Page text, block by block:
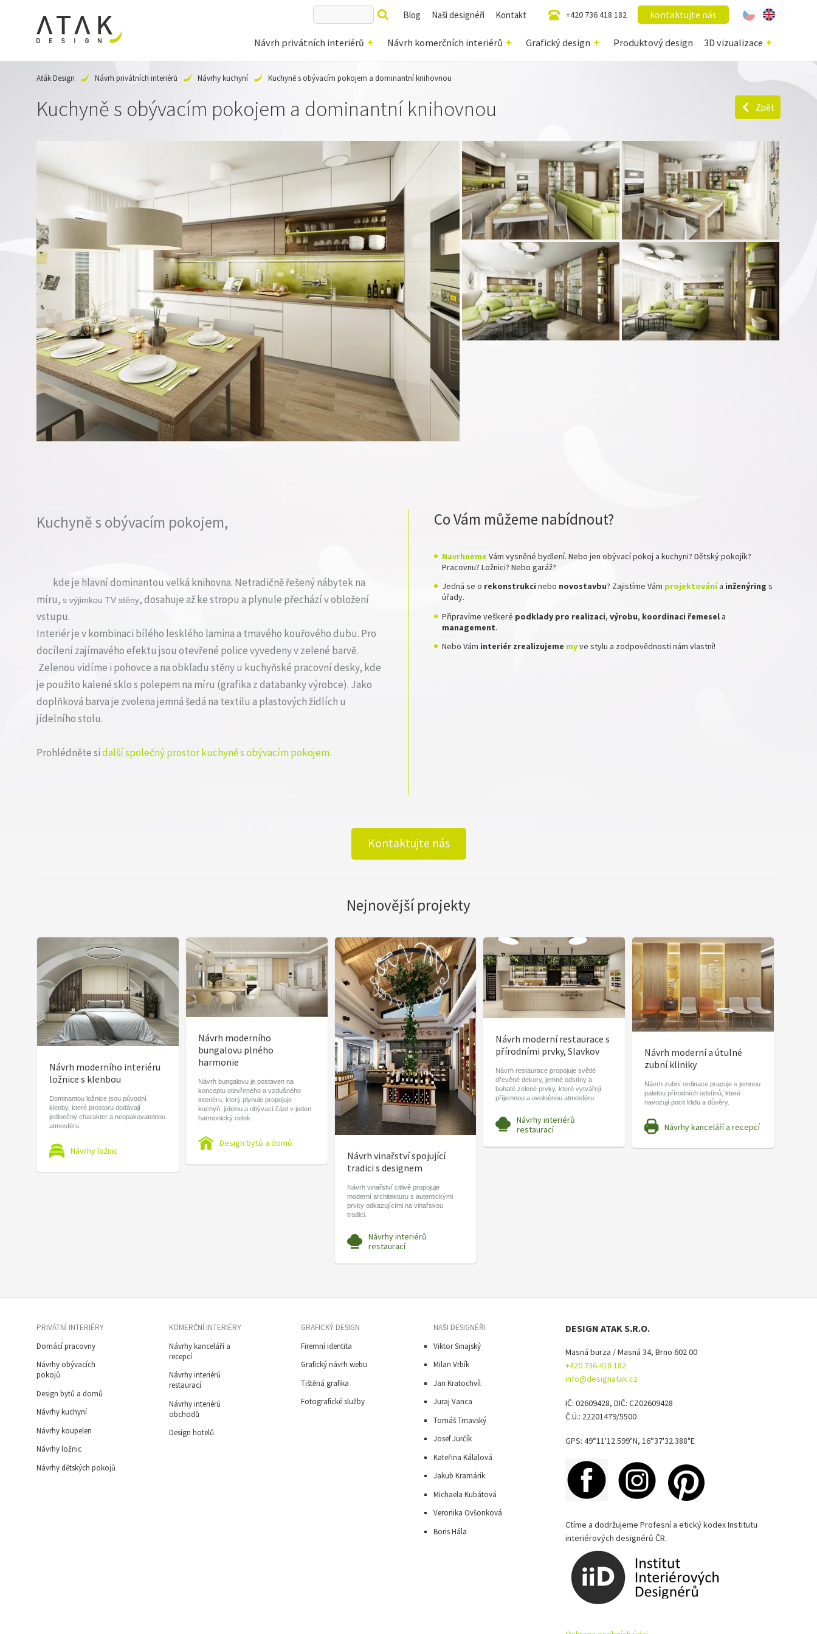
Návrh privátních interiérů Návrh komerčních interiérů Grafický design Produktový design 3D vizualizace
Blog Naši designéři Kontakt +420 736 418 182 kontaktujte nás
Aťák Design Návrh privátních interiérů Návrhy kuchyní Kuchyně s obývacím pokojem a dominantní knihovnou
Kuchyně s obývacím pokojem a dominantní knihovnou Zpět
Kuchyně s obývacím pokojem,
kde je hlavní dominantou velká knihovna. Netradičně řešený nábytek na
míru, s výjimkou TV stěny, dosahuje až ke stropu a plynule přechází v obložení
vstupu.
Interiér je v kombinaci bílého lesklého lamina a tmavého kouřového dubu. Pro
docílení zajímavého efektu jsou otevřené police vyvedeny v zelené barvě.
Zelenou vidíme i pohovce a na obkladu stěny u kuchyňské pracovní desky, kde
je použito kalené sklo s polepem na míru (grafika z databanky výrobce). Jako
doplňková barva je zvolena jemná šedá na textilu a plastových židlích u
jídelního stolu.
Prohlédněte sidalší společný prostor kuchyně s obývacím pokojem.
Co Vám můžeme nabídnout?
Navrhneme Vám vysněné bydlení. Nebo jen obývací pokoj a kuchyni? Dětský pokojík?
Pracovnu? Ložnici? Nebo garáž?
Jedná se o rekonstrukci nebo novostavbu? Zajistíme Vám projektovánía inženýring s
úřady.
Připravíme veškeré podklady pro realizaci, výrobu, koordinaci řemesel a
management.
Nebo Vám interiér zrealizujeme myve stylu a zodpovědnosti nám vlastní!
Kontaktujte nás
Nejnovější projekty
Návrh moderního interiéru
ložnice s klenbou
Dominantou ložnice jsou původní
klenby, které prostoru dodávají
jedinečný charakter a neopakovatelnou
atmosféru.
Návrhy ložnic
Návrh moderního
bungalovu plného
harmonie
Návrh bungalovu je postaven na
konceptu otevřeného a vzdušného
interiéru, který plynule propojuje
kuchyň, jídelnu a obývací část v jeden
harmonický celek.
Design bytů a domů
Návrh vinařství spojující
tradici s designem
Návrh vinařství citlivě propojuje
moderní architekturu s autentickými
prvky odkazujícími na vinařskou
tradici.
Návrhy interiérů
restaurací
Návrh moderní restaurace s
přírodními prvky, Slavkov
Návrh restaurace propojuje světlé
dřevěné dekory, jemné odstíny a
bohaté zelené prvky, které vytvářejí
příjemnou a uvolněnou atmosféru.
Návrhy interiérů
restaurací
Návrh moderní a útulné
zubní kliniky
Návrh zubní ordinace pracuje s jemnou
paletou přírodních odstínů, které
navozují pocit klidu a důvěry.
Návrhy kanceláří a recepcí
PRIVÁTNÍ INTERIÉRY
Domácí pracovny
Návrhy obývacích
pokojů
Design bytů a domů
Návrhy kuchyní
Návrhy koupelen
Návrhy ložnic
Návrhy dětských pokojů
KOMERČNÍ INTERIÉRY
Návrhy kanceláří a
recepcí
Návrhy interiérů
restaurací
Návrhy interiérů
obchodů
Design hotelů
GRAFICKÝ DESIGN
Firemní identita
Grafický návrh webu
Tištěná grafika
Fotografické služby
NAŠI DESIGNÉŘI
Viktor Sinajský
Milan Vrbík
Jan Kratochvíl
Juraj Vanca
Tomáš Trnavský
Josef Jurčík
Kateřina Kálalová
Jakub Kramárik
Michaela Kubátová
Veronika Ovšonková
Boris Hála
DESIGN ATAK S.R.O.
Masná burza / Masná 34, Brno 602 00
+420 736 418 182
info@designatak.cz
IČ: 02609428, DIČ: CZ02609428
Č.Ú.: 22201479/5500
GPS: 49°11'12.599"N, 16°37'32.388"E
Ctíme a dodržujeme Profesní a etický kodex Institutu
interiérových designérů ČR.